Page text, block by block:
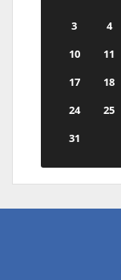
3
4
10
11
17
18
24
25
31